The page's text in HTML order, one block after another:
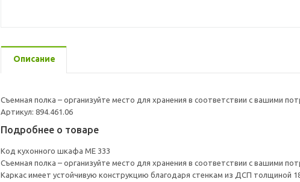
Описание
Съемная полка – организуйте место для хранения в соответствии с вашими
Артикул: 894.461.06
Подробнее о товаре
Код кухонного шкафа ME 333
Съемная полка – организуйте место для хранения в соответствии с вашими
Каркас имеет устойчивую конструкцию благодаря стенкам из ДСП толщиной